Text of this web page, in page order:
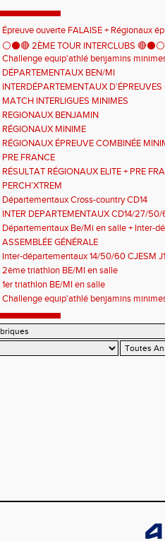
Épreuve ouverte FALAISE + Régionaux
⚪️⚫️🔴 2ÈME TOUR INTERCLUBS 🔴⚫️⚪️
Challenge equip'athlé benjamins
DÉPARTEMENTAUX BEN/MI
INTERDÉPARTEMENTAUX
MATCH INTERLIGUES MINIMES
REGIONAUX BENJAMIN
RÉGIONAUX MINIME
RÉGIONAUX ÉPREUVE COMBINÉE
PRE FRANCE
RÉSULTAT RÉGIONAUX ELITE + PRE
PERCH’XTREM
Départementaux Cross-country CD14
INTER DEPARTEMENTAUX CD14/27/50/
Départementaux Be/Mi en salle + Inter-
ASSEMBLÉE GÉNÉRALE
Inter-départementaux 14/50/60 CJESM J1
2ème triathlon BE/MI en salle
1er triathlon BE/MI en salle
Challenge equip'athlé benjamins